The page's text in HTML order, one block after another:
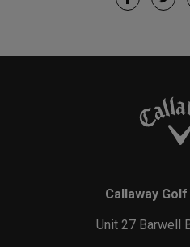
Callaway
Unit 27 Barwell